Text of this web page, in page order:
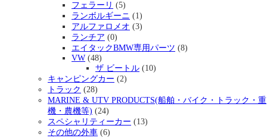
フェラーリ (5)
ランボルギーニ (1)
アルファロメオ (3)
ランチア (0)
エイタックBMW専用パーツ (8)
VW (48)
ザ ビートル (10)
キャンピングカー (2)
トラック (28)
MARINE & UTV PRODUCTS(船舶・バイク・トラック・重
機・農機等) (24)
スペシャリティーカー (13)
その他の外車 (6)